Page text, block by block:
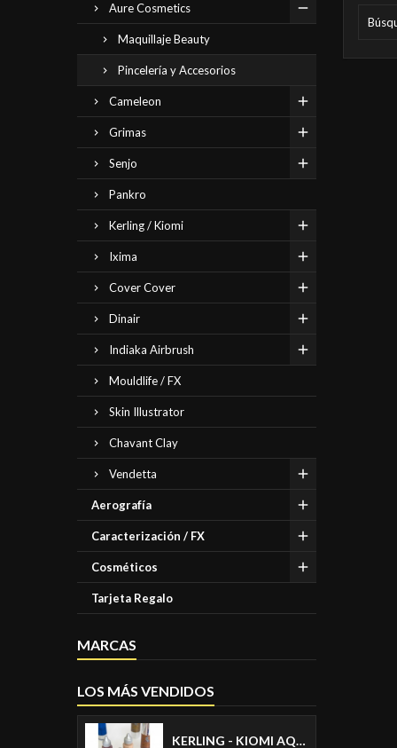
Aure Cosmetics
Maquillaje Beauty
Pincelería y Accesorios
Cameleon
Grimas
Senjo
Pankro
Kerling / Kiomi
Ixima
Cover Cover
Dinair
Indiaka Airbrush
Mouldlife / FX
Skin Illustrator
Chavant Clay
Vendetta
Aerografía
Caracterización / FX
Cosméticos
Tarjeta Regalo
MARCAS
LOS MÁS VENDIDOS
KERLING - KIOMI AQUACREAM PARA AEROGRAFO - AIRBRUSH MAKE UP - MAQUILLAJE PARA AEROGRAFO - COLORES PIEL MATE 30ML